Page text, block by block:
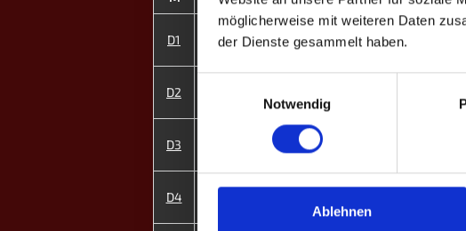
möglicherweise mit weiteren Daten
der Dienste gesammelt haben.
Notwendig
Ablehnen
D1
Marc S.
Max S.
0 -6
50.0
D2
Shari M. ♀
D3
Robin H.
Alexander V.
D4
Fabian H.
58.7